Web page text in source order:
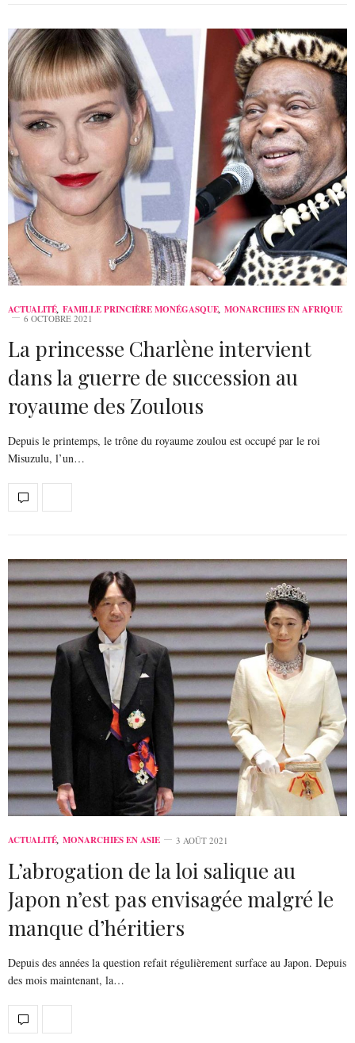
ACTUALITÉ, FAMILLE PRINCIÈRE MONÉGASQUE, MONARCHIES EN AFRIQUE
6 OCTOBRE 2021
La princesse Charlène intervient
dans la guerre de succession au
royaume des Zoulous
Depuis le printemps, le trône du royaume zoulou est occupé par le roi
Misuzulu, l’un…
ACTUALITÉ, MONARCHIES EN ASIE 3 AOÛT 2021
L’abrogation de la loi salique au
Japon n’est pas envisagée malgré le
manque d’héritiers
Depuis des années la question refait régulièrement surface au Japon. Depuis
des mois maintenant, la…